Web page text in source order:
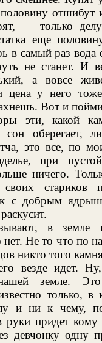
отшибут
— только
еще
в самый раз вода
не станет. И
а вовсе
цена у него тоже
Вот и пойми
эти, какой
сон оберегает,
это все, по
при
ничего.
стариков
с добрым
в земле
нет. Не то что по
никто того
везде идет. Ну,
земле.
только, в
и ни к чему,
руки придет
девчонку одну